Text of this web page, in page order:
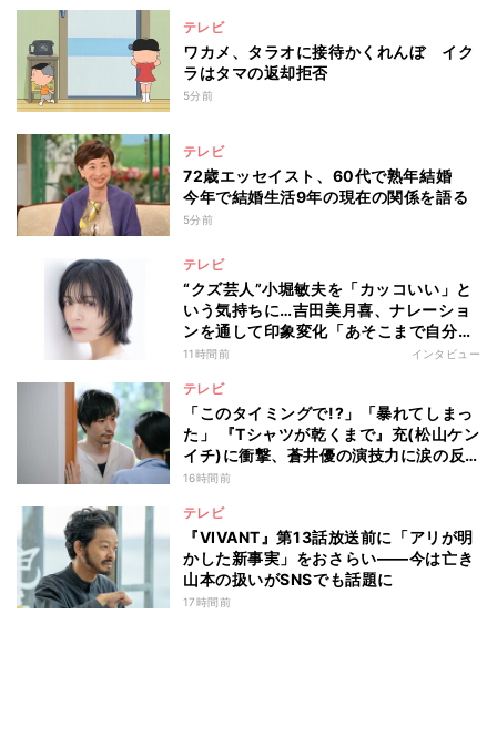
テレビ
ワカメ、タラオに接待かくれんぼ イク
ラはタマの返却拒否
5分前
テレビ
72歳エッセイスト、60代で熟年結婚
今年で結婚生活9年の現在の関係を語る
5分前
テレビ
“クズ芸人”小堀敏夫を「カッコいい」と
いう気持ちに…吉田美月喜、ナレーショ
ンを通して印象変化「あそこまで自分に
正直に生きられる人は、なかなかいな
11時間前 インタビュー
テレビ
「このタイミングで!?」「暴れてしまっ
た」 『Tシャツが乾くまで』充(松山ケン
イチ)に衝撃、蒼井優の演技力に涙の反
響も
16時間前
テレビ
『VIVANT』第13話放送前に「アリが明
かした新事実」をおさらい――今は亡き
山本の扱いがSNSでも話題に
17時間前